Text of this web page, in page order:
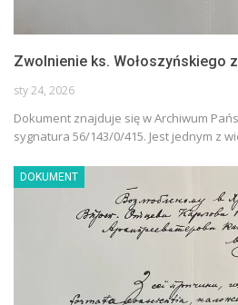
Zwolnienie ks. Wołoszyńskiego
sty 24, 2026
Dokument znajduje się w Archiwum
sygnatura 56/143/0/415. Jest jednym z
DOKUMENT